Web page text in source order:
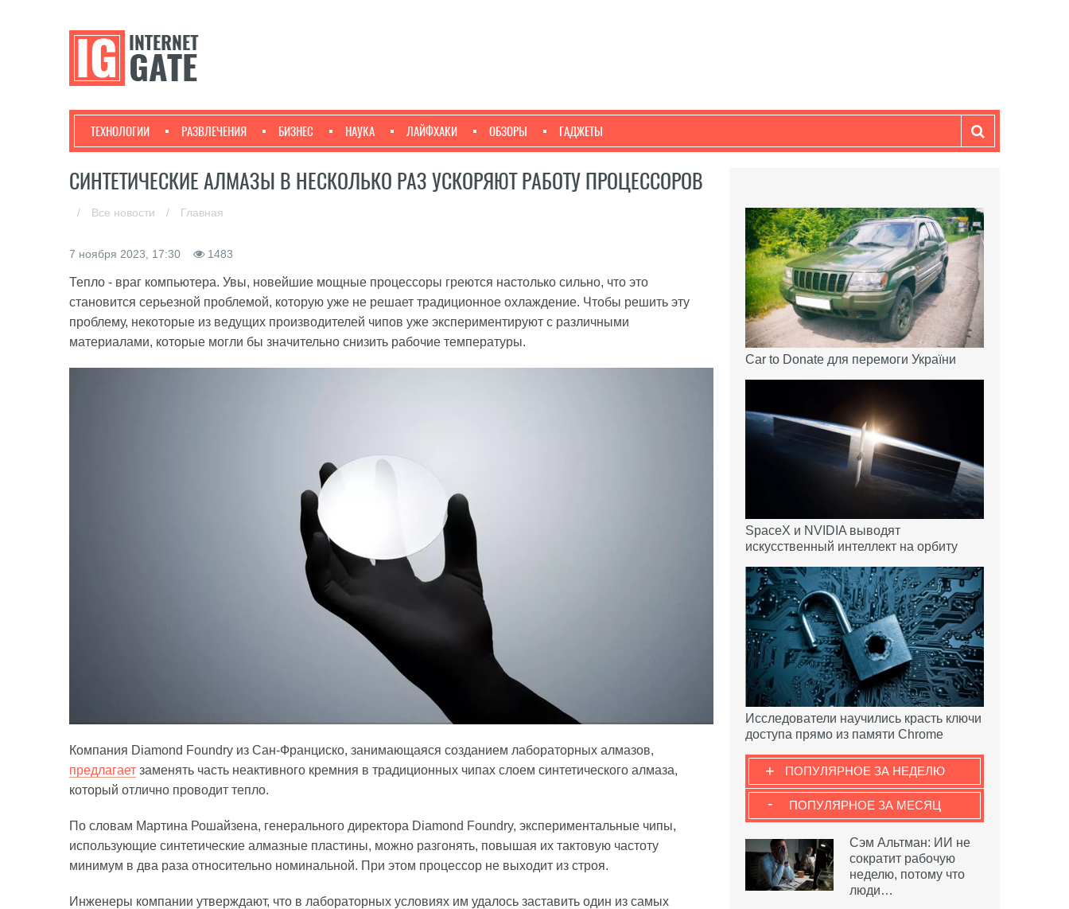
ТЕХНОЛОГИИ РАЗВЛЕЧЕНИЯ БИЗНЕС НАУКА ЛАЙФХАКИ ОБЗОРЫ ГАДЖЕТЫ
СИНТЕТИЧЕСКИЕ АЛМАЗЫ В НЕСКОЛЬКО РАЗ УСКОРЯЮТ РАБОТУ ПРОЦЕССОРОВ
/ Все новости / Главная
7 ноября 2023, 17:30 1483
Тепло - враг компьютера. Увы, новейшие мощные процессоры греются настолько сильно, что это
становится серьезной проблемой, которую уже не решает традиционное охлаждение. Чтобы решить эту
проблему, некоторые из ведущих производителей чипов уже экспериментируют с различными
материалами, которые могли бы значительно снизить рабочие температуры.
Компания Diamond Foundry из Сан-Франциско, занимающаяся созданием лабораторных алмазов,
предлагает заменять часть неактивного кремния в традиционных чипах слоем синтетического алмаза,
который отлично проводит тепло.
По словам Мартина Рошайзена, генерального директора Diamond Foundry, экспериментальные чипы,
использующие синтетические алмазные пластины, можно разгонять, повышая их тактовую частоту
минимум в два раза относительно номинальной. При этом процессор не выходит из строя.
Инженеры компании утверждают, что в лабораторных условиях им удалось заставить один из самых
Car to Donate для перемоги України
SpaceX и NVIDIA выводят
искусственный интеллект на орбиту
Исследователи научились красть ключи
доступа прямо из памяти Chrome
ПОПУЛЯРНОЕ ЗА НЕДЕЛЮ
+
ПОПУЛЯРНОЕ ЗА МЕСЯЦ
-
Сэм Альтман: ИИ не
сократит рабочую
неделю, потому что
люди…